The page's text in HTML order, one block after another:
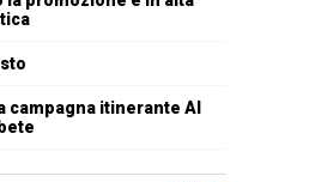
campagna itinerante Al